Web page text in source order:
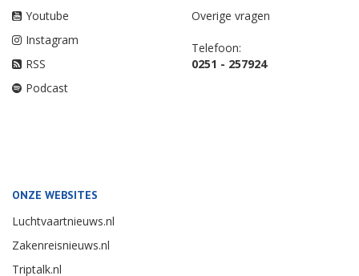
Youtube
Instagram
RSS
Podcast
Overige vragen
Telefoon:
0251 - 257924
ONZE WEBSITES
Luchtvaartnieuws.nl
Zakenreisnieuws.nl
Triptalk.nl